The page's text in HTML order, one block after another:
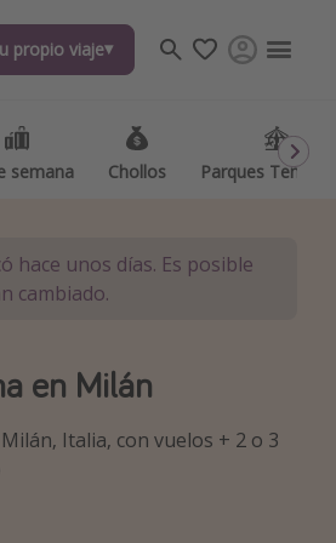
propio viaje
semana Chollos Parques
propio viaje
semana Chollos Parques
hace unos días. Es posible
cambiado.
en Milán
Italia, con vuelos + 2 o 3